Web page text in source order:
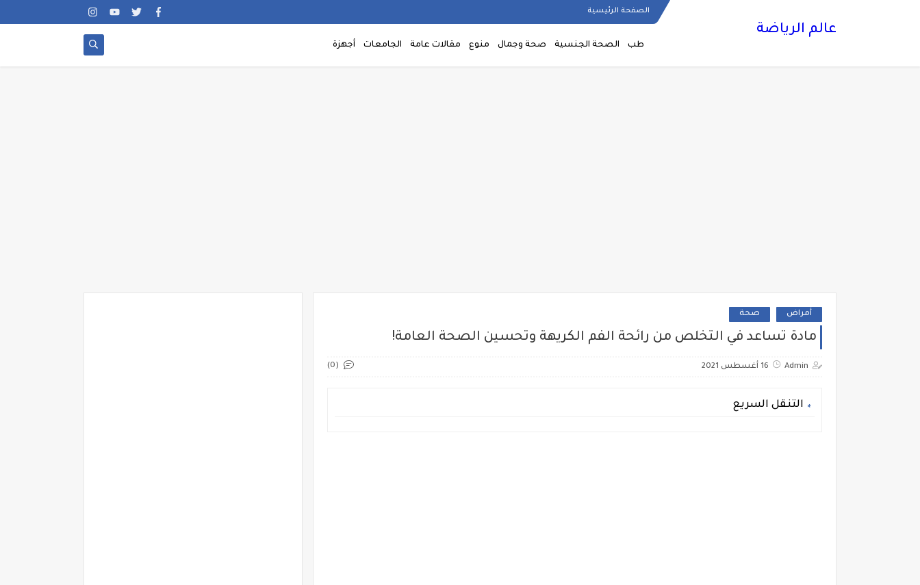
الصفحة الرئيسية
عالم الرياضة
طب الصحة الجنسية صحة وجمال منوع مقالات عامة الجامعات أجهزة
أمراض صحة
مادة تساعد في التخلص من رائحة الفم الكريهة وتحسين الصحة العامة!
Admin 16 أغسطس 2021 (0)
التنقل السريع